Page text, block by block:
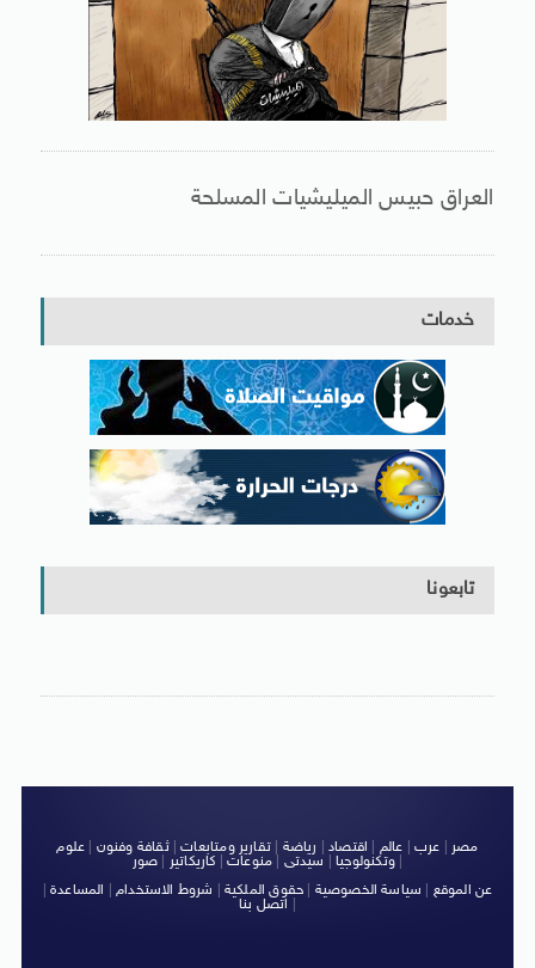
العراق حبيس الميليشيات المسلحة
خدمات
تابعونا
مصر عرب عالم اقتصاد رياضة |تقارير ومتابعات|ثقافة وفنون
علوم
وتكنولوجيا| سيدتى منوعات كاريكاتير صور
|
عن الموقع
سياسة الخصوصية حقوق الملكية شروط الاستخدام| المساعدة|
اتصل بنا